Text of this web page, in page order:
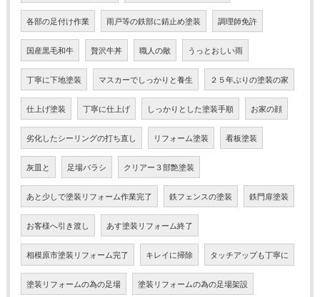
各部の足付け作業 雨戸等の鉄部に錆止め塗装 調理師免許
国産黒毛和牛 贅沢牛丼 職人の敵 うっとおしい雨
丁寧に下地塗装 マスカーでしっかりと養生 ２５年ぶりの塗装の家
仕上げ塗装 丁寧に仕上げ しっかりとした塗装手順 お家の顔
劣化したシーリングの打ち直し リフォーム塗装 看板塗装
灰皿と 足場バラシ クリアー３部艶塗装
あと少しで塗装リフォーム作業完了 鉄フェンスの塗装 鉄門扉塗装
お客様へ引き渡し あす塗装リフォーム終了
相模原市塗装リフォーム完了 キレイに掃除 タッチアップも丁寧に
塗装リフォームの為の足場 塗装リフォームの為の足場架設